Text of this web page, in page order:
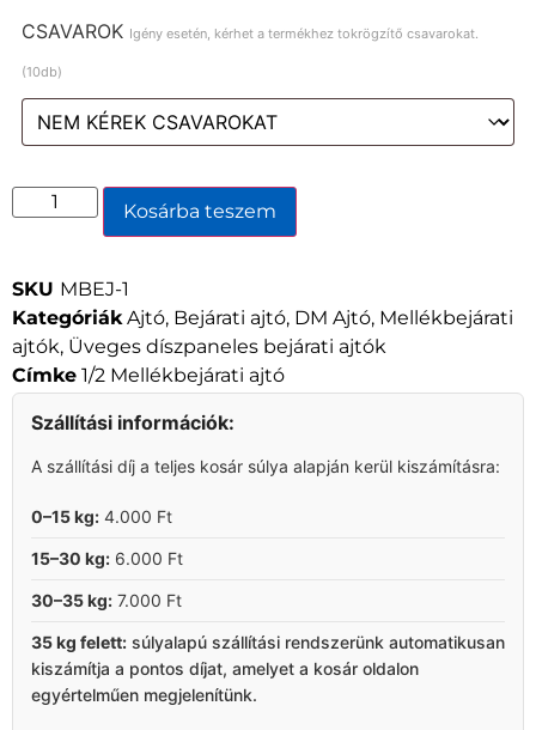
CSAVAROK Igény esetén, kérhet a termékhez tokrögzítő csavarokat.
(10db)
Kosárba teszem
SKU MBEJ-1
Kategóriák Ajtó, Bejárati ajtó, DM Ajtó, Mellékbejárati
ajtók, Üveges díszpaneles bejárati ajtók
Címke 1/2 Mellékbejárati ajtó
Szállítási információk:
A szállítási díj a teljes kosár súlya alapján kerül kiszámításra:
0–15 kg: 4.000 Ft
15–30 kg: 6.000 Ft
30–35 kg: 7.000 Ft
35 kg felett: súlyalapú szállítási rendszerünk automatikusan
kiszámítja a pontos díjat, amelyet a kosár oldalon
egyértelműen megjelenítünk.